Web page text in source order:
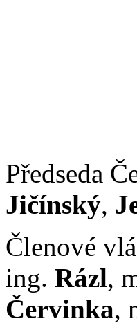
Předseda
Jičínský,
Členové
ing. Rázl,
Červinka,